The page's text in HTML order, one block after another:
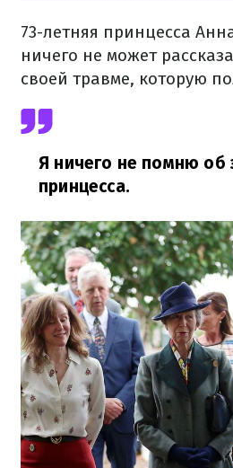
73-летняя принцесса
ничего не может
своей травме, которую
Я ничего не помню об
принцесса.